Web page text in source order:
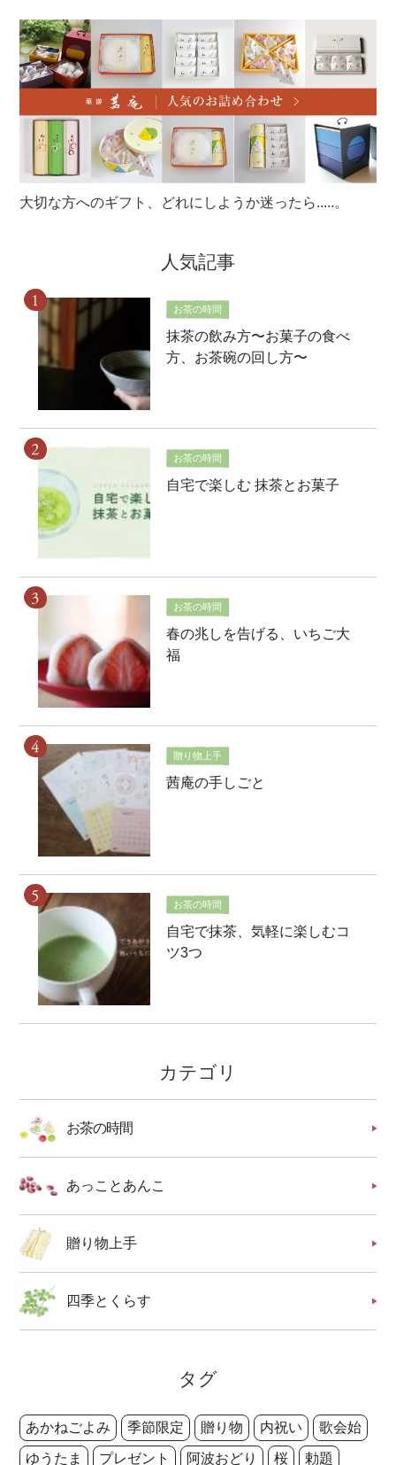
大切な方へのギフト、どれにしようか迷ったら.....。
人気記事
お茶の時間
抹茶の飲み方〜お菓子の食べ
方、お茶碗の回し方〜
お茶の時間
自宅で楽しむ 抹茶とお菓子
お茶の時間
春の兆しを告げる、いちご大
福
贈り物上手
茜庵の手しごと
お茶の時間
自宅で抹茶、気軽に楽しむコ
ツ3つ
カテゴリ
お茶の時間
あっことあんこ
贈り物上手
四季とくらす
タグ
あかねごよみ 季節限定 贈り物 内祝い 歌会始
ゆうたま プレゼント 阿波おどり 桜 勅題